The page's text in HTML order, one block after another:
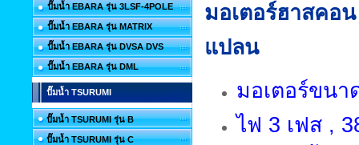
ปั๊มน้ำ EBARA รุ่น 3LSF-4POLE
ปั๊มน้ำ EBARA รุ่น MATRIX
ปั๊มน้ำ EBARA รุ่น DVSA DVS
ปั๊มน้ำ EBARA รุ่น DML
ปั๊มน้ำ TSURUMI
ปั๊มน้ำ TSURUMI รุ่น B
ปั๊มน้ำ TSURUMI รุ่น C
มอเตอร์ฮาสคอ
แปลน
มอเตอร์ขนา
ไฟ 3 เฟส ,